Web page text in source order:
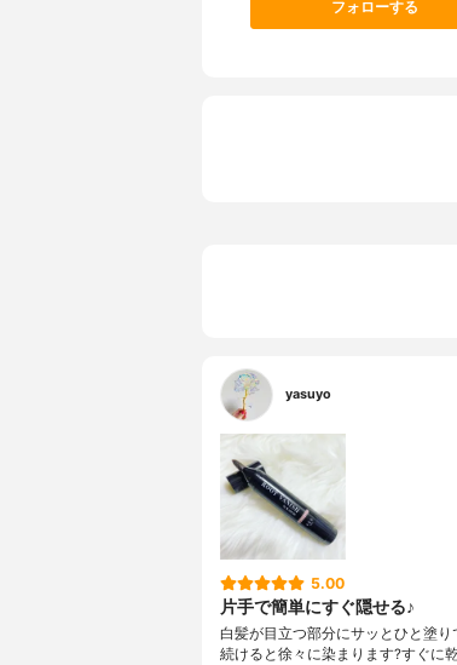
フォローする
yasuyo
5.00
片手で簡単にすぐ隠せる♪
白髪が目立つ部分にサッとひと塗
続けると徐々に染まります?すぐに